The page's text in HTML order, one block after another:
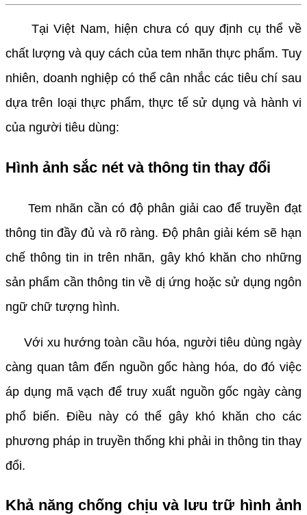
Tại Việt Nam, hiện chưa có quy định cụ thể về
chất lượng và quy cách của tem nhãn thực phẩm. Tuy
nhiên, doanh nghiệp có thể cân nhắc các tiêu chí sau
dựa trên loại thực phẩm, thực tế sử dụng và hành vi
của người tiêu dùng:
Hình ảnh sắc nét và thông tin thay đổi
Tem nhãn cần có độ phân giải cao để truyền đạt
thông tin đầy đủ và rõ ràng. Độ phân giải kém sẽ hạn
chế thông tin in trên nhãn, gây khó khăn cho những
sản phẩm cần thông tin về dị ứng hoặc sử dụng ngôn
ngữ chữ tượng hình.
Với xu hướng toàn cầu hóa, người tiêu dùng ngày
càng quan tâm đến nguồn gốc hàng hóa, do đó việc
áp dụng mã vạch để truy xuất nguồn gốc ngày càng
phổ biến. Điều này có thể gây khó khăn cho các
phương pháp in truyền thống khi phải in thông tin thay
đổi.
Khả năng chống chịu và lưu trữ hình ảnh